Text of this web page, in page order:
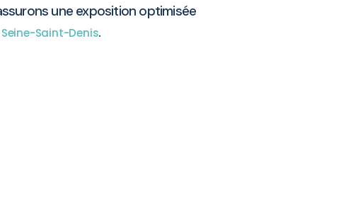
une exposition optimisée
Seine-Saint-Denis.